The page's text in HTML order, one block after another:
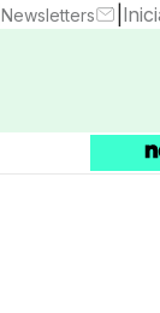
Newsletters